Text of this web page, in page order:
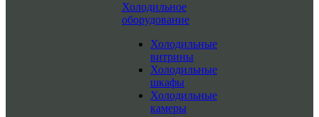
Холодильное
оборудование
Холодильные
витрины
Холодильные
шкафы
Холодильные
камеры